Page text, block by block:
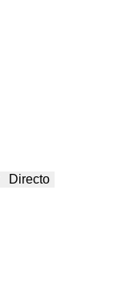
Directo